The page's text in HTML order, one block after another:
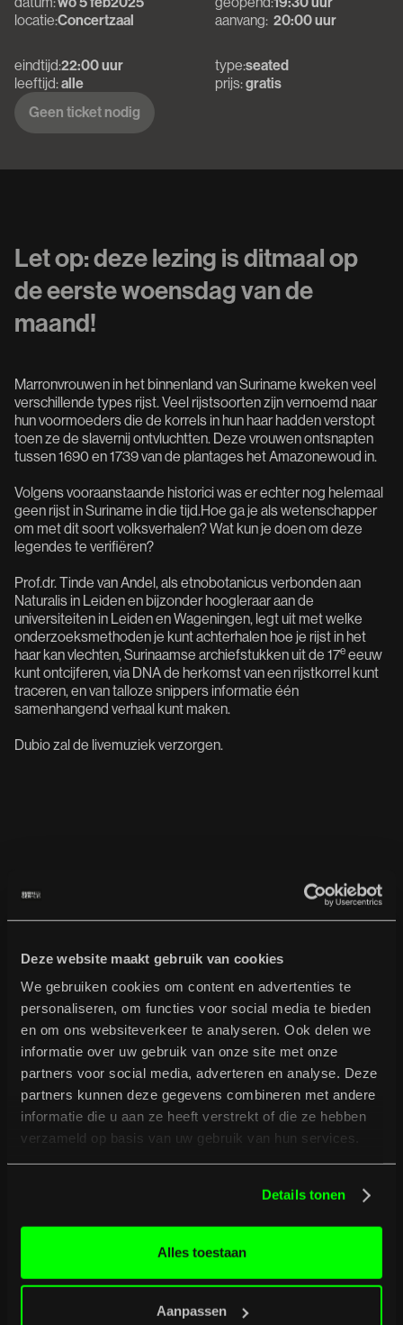
Deze website maakt gebruik van cookies
We gebruiken cookies om content en advertenties te
personaliseren, om functies voor social media te bieden
en om ons websiteverkeer te analyseren. Ook delen we
informatie over uw gebruik van onze site met onze
partners voor social media, adverteren en analyse. Deze
partners kunnen deze gegevens combineren met andere
informatie die u aan ze heeft verstrekt of die ze hebben
verzameld op basis van uw gebruik van hun services.
Details tonen
Alles toestaan
Aanpassen
locatie:Concertzaal
aanvang: 20:00 uur
eindtijd:
leeftijd:
22:00 uur
alle
type:
prijs:
seated
gratis
Geen ticket nodig
Let op: deze lezing is ditmaal op
de eerste woensdag van de
maand!
Marronvrouwen in het binnenland van Suriname kweken veel
verschillende types rijst. Veel rijstsoorten zijn vernoemd naar
hun voormoeders die de korrels in hun haar hadden verstopt
toen ze de slavernij ontvluchtten. Deze vrouwen ontsnapten
tussen 1690 en 1739 van de plantages het Amazonewoud in.
Volgens vooraanstaande historici was er echter nog helemaal
geen rijst in Suriname in die tijd.Hoe ga je als wetenschapper
om met dit soort volksverhalen? Wat kun je doen om deze
legendes te verifiëren?
Prof.dr. Tinde van Andel, als etnobotanicus verbonden aan
Naturalis in Leiden en bijzonder hoogleraar aan de
universiteiten in Leiden en Wageningen, legt uit met welke
onderzoeksmethoden je kunt achterhalen hoe je rijst in het
haar kan vlechten, Surinaamse archiefstukken uit de 17e eeuw
kunt ontcijferen, via DNA de herkomst van een rijstkorrel kunt
traceren, en van talloze snippers informatie één
samenhangend verhaal kunt maken.
Dubio zal de livemuziek verzorgen.
Burger tipt
Bekijk volledig programma
No items found.